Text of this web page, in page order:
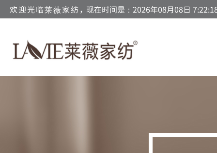
欢迎光临莱薇家纺，现在时间是：2026年08月08日